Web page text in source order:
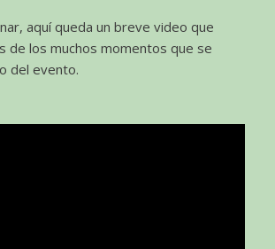
aquí queda un breve video que
de los muchos momentos que se
del evento.